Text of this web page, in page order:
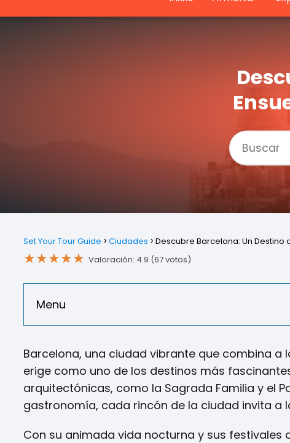
Set Your Tour Guide Ciudades Descubre Barcelona: Un Destino
★★★★★ Valoración: 4.9 (67 votos)
Menu
Barcelona, una ciudad vibrante que combina
erige como uno de los destinos más
arquitectónicas, como la Sagrada Familia y el
gastronomía, cada rincón de la ciudad invita a
Con su animada vida nocturna y sus festivales